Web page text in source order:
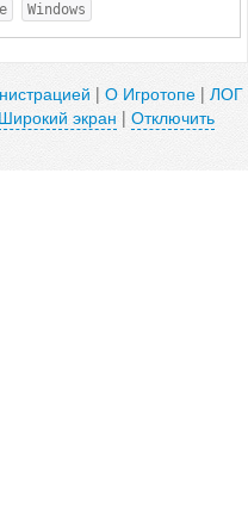
Windows
| О Игротопе | ЛОГ
Широкий экран | Отключить